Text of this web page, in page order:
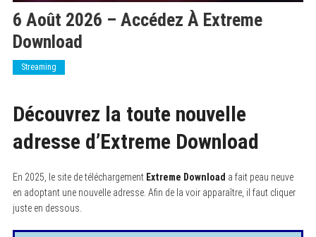
6 Août 2026 – Accédez À Extreme
Download
Streaming
Découvrez la toute nouvelle
adresse d’Extreme Download
En 2025, le site de téléchargement Extreme Download a fait peau neuve
en adoptant une nouvelle adresse. Afin de la voir apparaître, il faut cliquer
juste en dessous.